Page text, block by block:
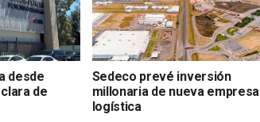
desde
de
Sedeco prevé inversión
millonaria de nueva empresa
logística